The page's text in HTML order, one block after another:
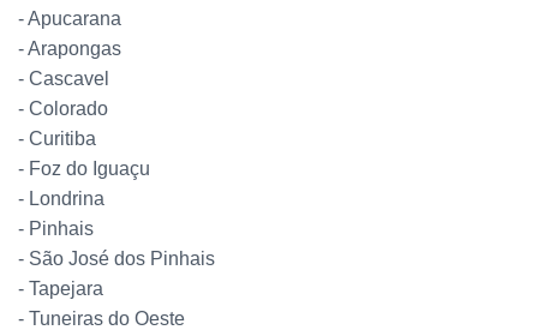
- Apucarana
- Arapongas
- Cascavel
- Colorado
- Curitiba
- Foz do Iguaçu
- Londrina
- Pinhais
- São José dos Pinhais
- Tapejara
- Tuneiras do Oeste